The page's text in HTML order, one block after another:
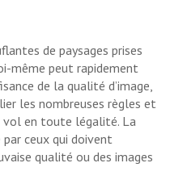
de paysages prises
même peut rapidement
de la qualité d’image,
les nombreuses règles et
vol en toute légalité. La
ceux qui doivent
qualité ou des images